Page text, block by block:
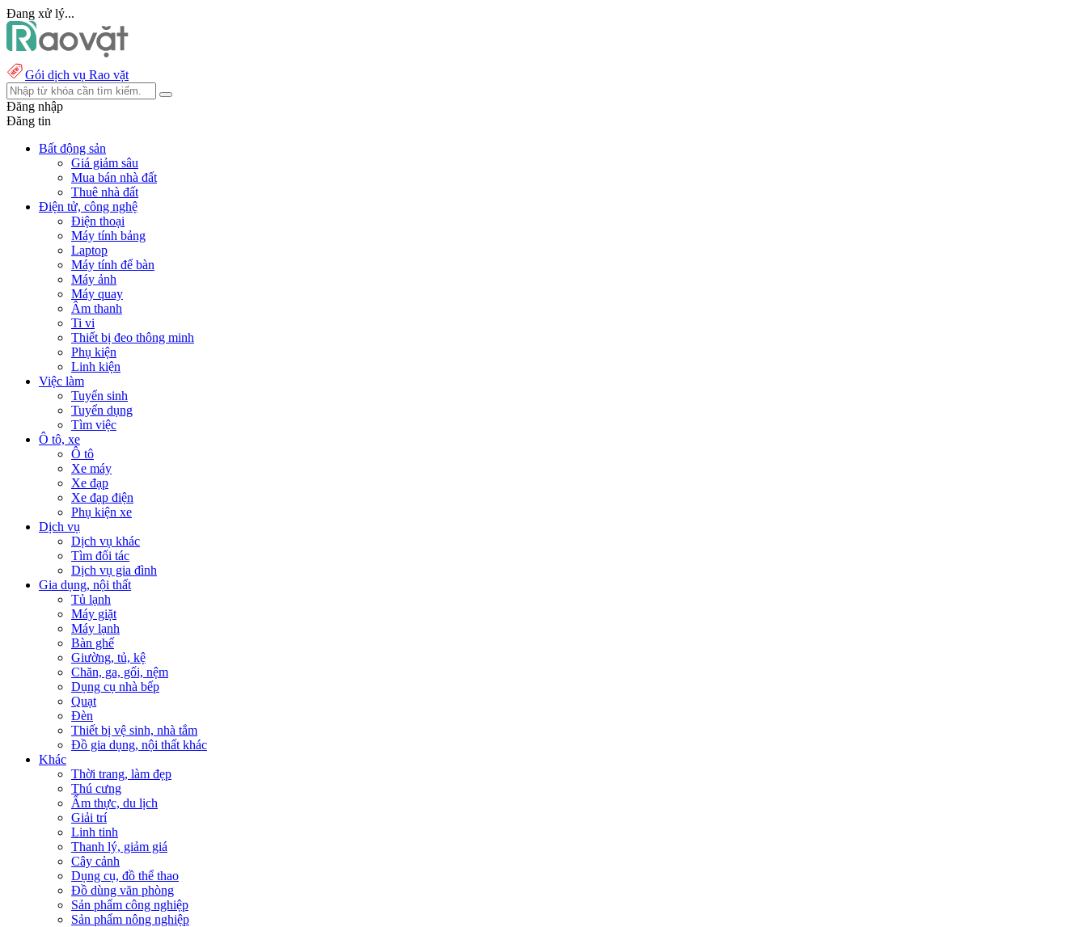
Đang xử lý...
Gói dịch vụ Rao vặt
Đăng nhập
Đăng tin
Bất động sản
Giá giảm sâu
Mua bán nhà đất
Thuê nhà đất
Điện tử, công nghệ
Điện thoại
Máy tính bảng
Laptop
Máy tính để bàn
Máy ảnh
Máy quay
Âm thanh
Ti vi
Thiết bị đeo thông minh
Phụ kiện
Linh kiện
Việc làm
Tuyển sinh
Tuyển dụng
Tìm việc
Ô tô, xe
Ô tô
Xe máy
Xe đạp
Xe đạp điện
Phụ kiện xe
Dịch vụ
Dịch vụ khác
Tìm đối tác
Dịch vụ gia đình
Gia dụng, nội thất
Tủ lạnh
Máy giặt
Máy lạnh
Bàn ghế
Giường, tủ, kệ
Chăn, ga, gối, nệm
Dụng cụ nhà bếp
Quạt
Đèn
Thiết bị vệ sinh, nhà tắm
Đồ gia dụng, nội thất khác
Khác
Thời trang, làm đẹp
Thú cưng
Ẩm thực, du lịch
Giải trí
Linh tinh
Thanh lý, giảm giá
Cây cảnh
Dụng cụ, đồ thể thao
Đồ dùng văn phòng
Sản phẩm công nghiệp
Sản phẩm nông nghiệp